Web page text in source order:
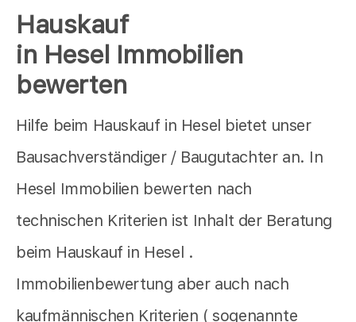
Hauskauf
in Hesel Immobilien
bewerten
Hilfe beim Hauskauf in Hesel bietet unser
Bausachverständiger / Baugutachter an. In
Hesel Immobilien bewerten nach
technischen Kriterien ist Inhalt der Beratung
beim Hauskauf in Hesel .
Immobilienbewertung aber auch nach
kaufmännischen Kriterien ( sogenannte